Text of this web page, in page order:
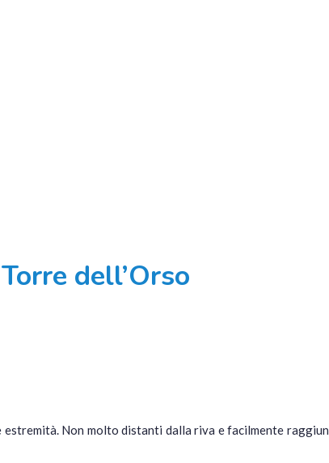
dell’Orso
Non molto distanti dalla riva e facilmente